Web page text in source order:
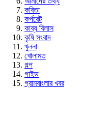
কবিতা
কর্পরেট
কাব্য বিলাস
কৃষি সংবাদ
খুলনা
খোলামত
গল্প
গাইড
গ্রামবাংলার খবর